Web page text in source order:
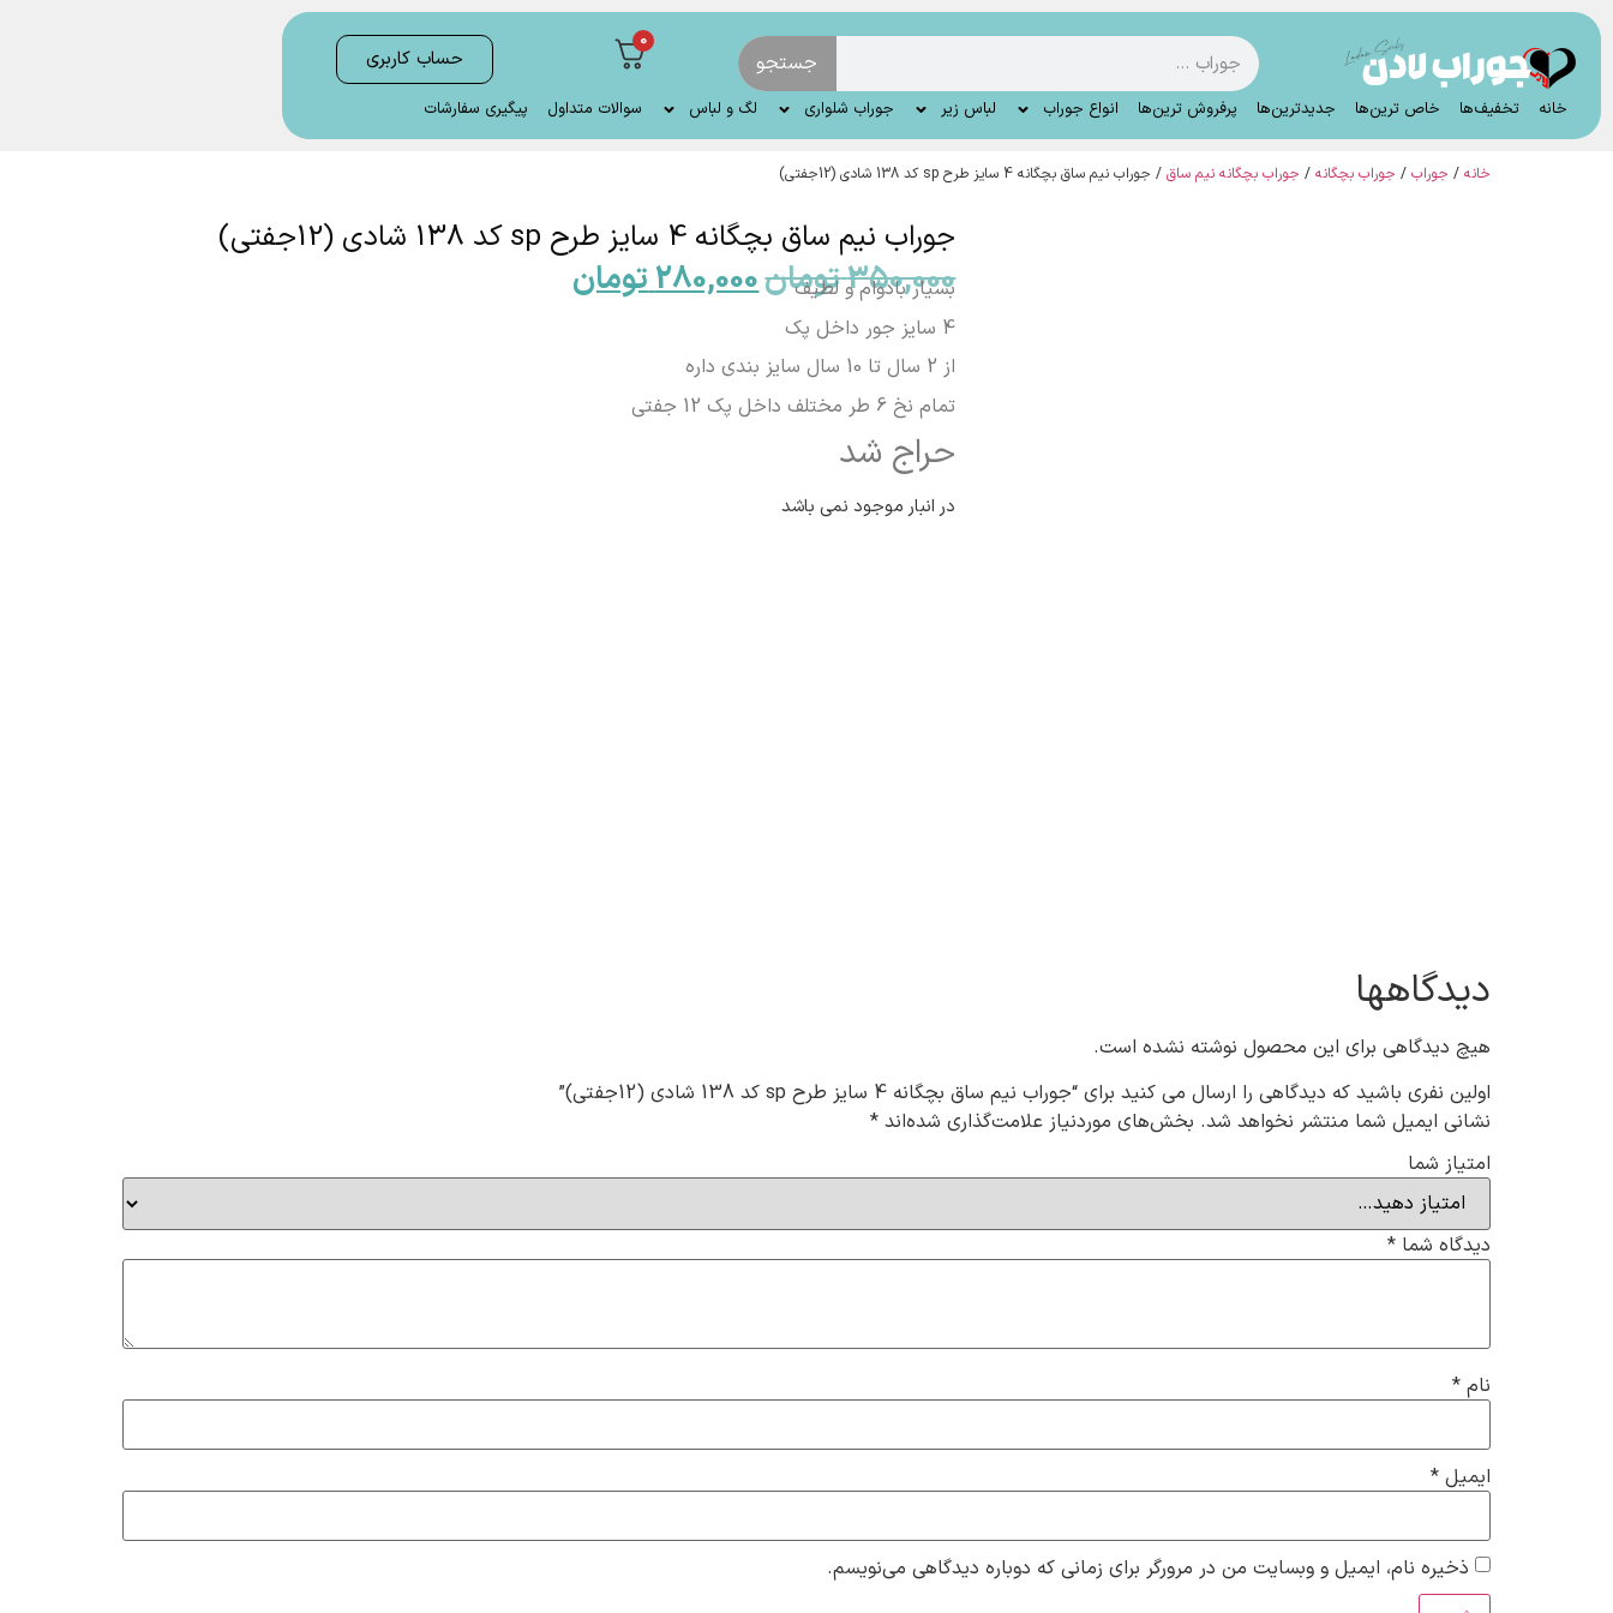
جستجو
0
حساب کاربری
خانه تخفیف‌ها خاص ترین‌ها جدیدترین‌ها پرفروش ترین‌ها انواع جوراب لباس زیر جوراب شلواری لگ و لباس سوالات متداول پیگیری سفارشات
خانه / جوراب / جوراب بچگانه / جوراب بچگانه نیم ساق / جوراب نیم ساق بچگانه 4 سایز طرح sp کد 138 شادی (12جفتی)
جوراب نیم ساق بچگانه 4 سایز طرح sp کد 138 شادی (12جفتی)
350,000تومان280,000تومان
بسیار بادوام و لطیف
4 سایز جور داخل پک
از 2 سال تا 10 سال سایز بندی داره
تمام نخ 6 طر مختلف داخل پک 12 جفتی
حراج شد
در انبار موجود نمی باشد
دیدگاهها
هیچ دیدگاهی برای این محصول نوشته نشده است.
اولین نفری باشید که دیدگاهی را ارسال می کنید برای “جوراب نیم ساق بچگانه 4 سایز طرح sp کد 138 شادی (12جفتی)”
نشانی ایمیل شما منتشر نخواهد شد. بخش‌های موردنیاز علامت‌گذاری شده‌اند *
امتیاز شما
دیدگاه شما *
نام *
ایمیل *
ذخیره نام، ایمیل و وبسایت من در مرورگر برای زمانی که دوباره دیدگاهی می‌نویسم.